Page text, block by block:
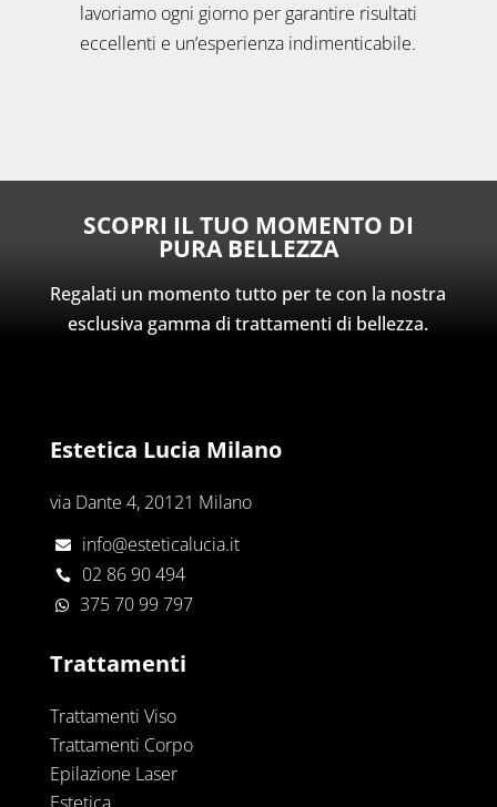
lavoriamo ogni giorno per garantire risultati
eccellenti e un’esperienza indimenticabile.
SCOPRI IL TUO MOMENTO DI
PURA BELLEZZA
Regalati un momento tutto per te con la nostra
esclusiva gamma di trattamenti di bellezza.
Estetica Lucia Milano
via Dante 4, 20121 Milano
 info@esteticalucia.it
 02 86 90 494
 375 70 99 797
Trattamenti
Trattamenti Viso
Trattamenti Corpo
Epilazione Laser